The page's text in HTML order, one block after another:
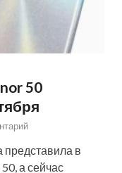
50
представила в
а сейчас